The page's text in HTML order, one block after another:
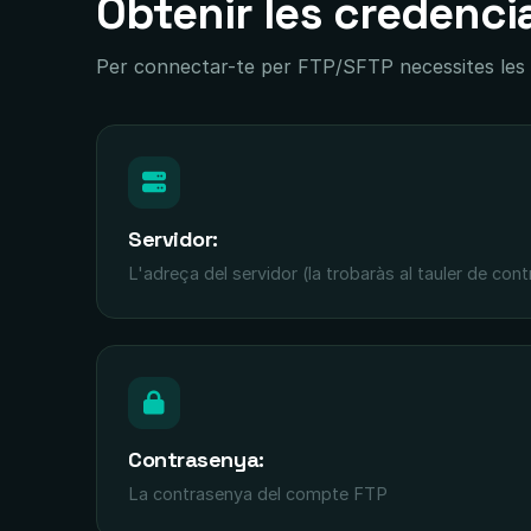
Obtenir les
Per connectar-te per FTP/SFTP necessites les
Servidor:
L'adreça del servidor (la trobaràs al tauler de
Contrasenya:
La contrasenya del compte FTP